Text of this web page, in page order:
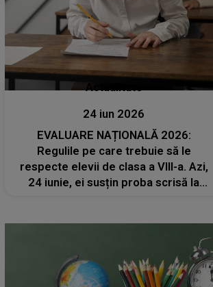
Actualitate
24 iun 2026
EVALUARE NAȚIONALĂ 2026:
Regulile pe care trebuie să le
respecte elevii de clasa a VIII-a. Azi,
24 iunie, ei susțin proba scrisă la